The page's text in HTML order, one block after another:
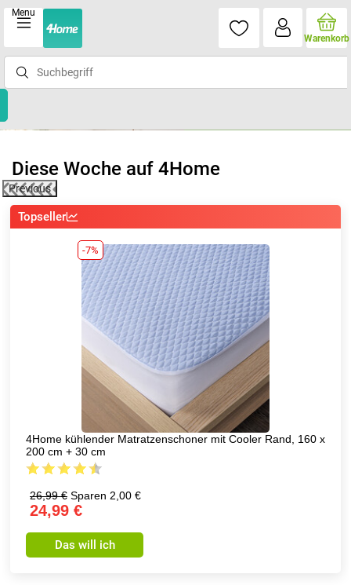
Menu
Warenkorb
Diese Woche auf 4Home
Previous
Aktion der Woche
-63%
4Home Decke Lammfelloptik Wintertraum rot, 150 x 200 cm
10,99 €
Das will ich